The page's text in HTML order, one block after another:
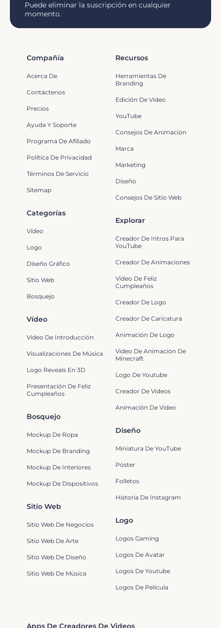
Puede eliminar la suscripción en cualquier
momento.
Compañía
Acerca De
Contáctenos
Precios
Ayuda Y Soporte
Programa De Afiliado
Política De Privacidad
Términos De Servicio
Sitemap
Bosquejo
Mockup De Ropa
Mockup De Branding
Mockup De Interiores
Mockup De Dispositivos
Recursos
Herramientas De
Branding
Edición De Vídeo
YouTube
Consejos De Animación
Marca
Marketing
Diseño
Consejos De Sitio Web
Diseño
Miniatura De YouTube
Póster
Folletos
Historia De Instagram
Categorías
Vídeo
Logo
Diseño Gráfico
Sitio Web
Bosquejo
Logo
Logos Gaming
Logos De Avatar
Logos De Youtube
Logos De Película
Explorar
Creador De Intros Para
YouTube
Creador De Animaciones
Video De Feliz
Cumpleaños
Creador De Logo
Creador De Caricatura
Animación De Logo
Video De Animación De
Minecraft
Logo De Youtube
Creador De Videos
Animación De Video
Apps De Creadores De Videos
Vídeo
Video De Introducción
Visualizaciones De Música
Logo Reveals En 3D
Presentación De Feliz
Cumpleaños
Sitio Web
Sitio Web De Negocios
Sitio Web De Arte
Sitio Web De Diseño
Sitio Web De Música